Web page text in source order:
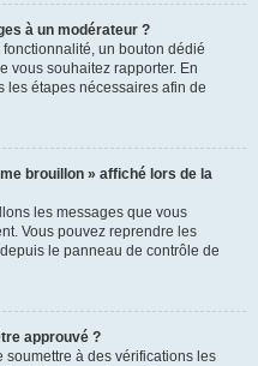
à un modérateur ?
un bouton dédié
vous souhaitez rapporter. En
les étapes nécessaires afin de
brouillon » affiché lors de la
les messages que vous
Vous pouvez reprendre les
le panneau de contrôle de
approuvé ?
soumettre à des vérifications les